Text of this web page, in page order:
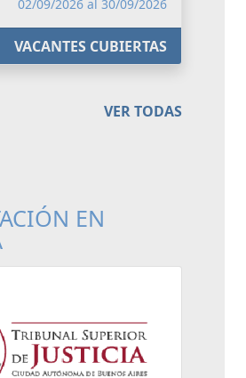
02/09/2026 al 30/09/2026
VACANTES CUBIERTAS
VER TODAS
EN